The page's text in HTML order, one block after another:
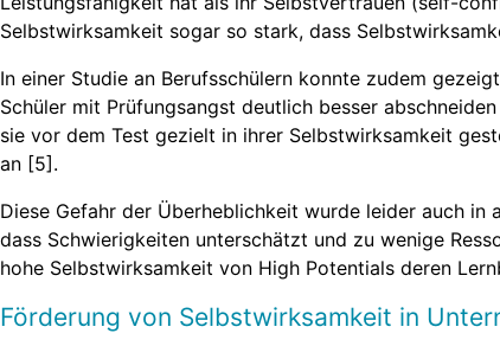
Selbstwirksamkeit sogar so stark, dass
In einer Studie an Berufsschülern konnte zudem
Schüler mit Prüfungsangst deutlich besser
sie vor dem Test gezielt in ihrer Selbstwirksamkeit
an [5].
Diese Gefahr der Überheblichkeit wurde leider auch
dass Schwierigkeiten unterschätzt und zu wenige
hohe Selbstwirksamkeit von High Potentials deren
Förderung von Selbstwirksamkeit in